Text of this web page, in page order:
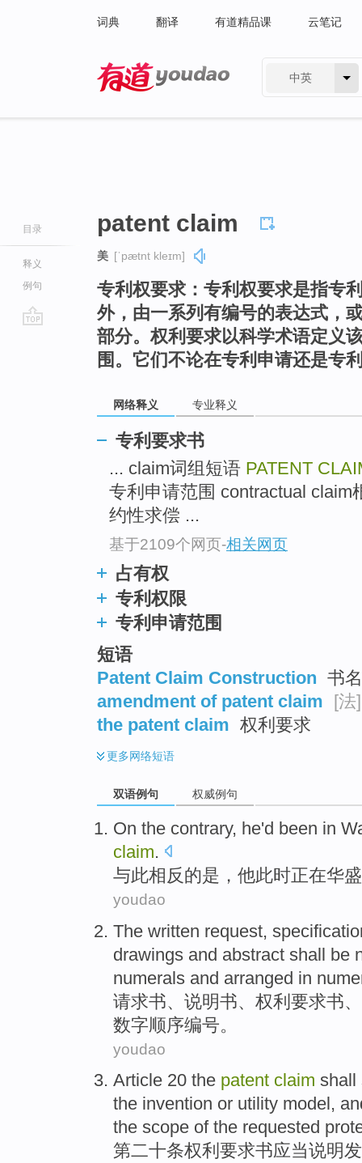
词典 翻译 有道精品课 云笔记
中英
目录
释义
例句
patent claim
美 [ˈpætnt kleɪm]
专利权要求：专利权要求是指专
外，由一系列有编号的表达式，
部分。权利要求以科学术语定义
围。它们不论在专利申请还是专
网络释义 专业释义
专利要求书
... claim词组短语 PATENT
专利申请范围 contractual
约性求偿 ...
基于2109个网页-相关网页
占有权
专利权限
专利申请范围
短语
Patent Claim Construction 书名
amendment of patent claim [法]
the patent claim 权利要求
更多网络短语
双语例句 权威例句
On the contrary, he'd been in
claim.
与此相反的是， 他此时正在华
youdao
The written request,
drawings and abstract shall be
numerals and arranged in
请求书、 说明书、权利 要求书、
数字顺序编号。
youdao
Article 20 the patent claim shall
the invention or utility model,
the scope ofthe requested
第二十条权利 要求书应当说明